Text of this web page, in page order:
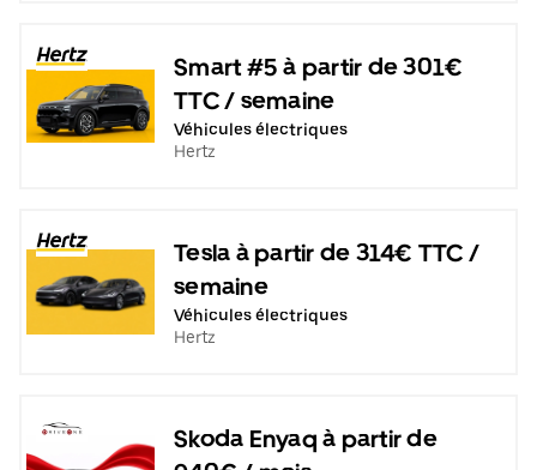
Smart #5 à partir de 301€
TTC / semaine
Véhicules électriques
Hertz
Tesla à partir de 314€ TTC /
semaine
Véhicules électriques
Hertz
Skoda Enyaq à partir de